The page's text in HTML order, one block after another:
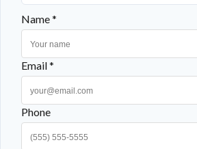
Name *
Email *
Phone